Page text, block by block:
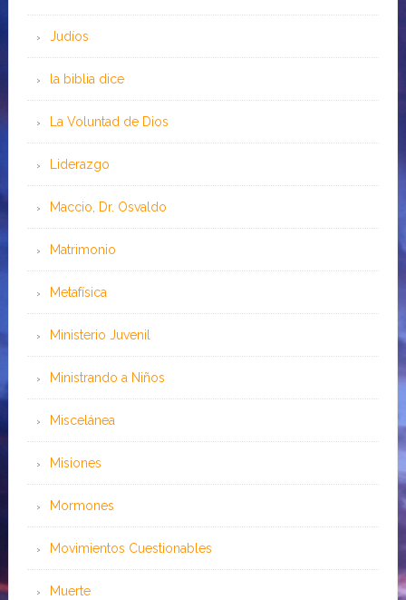
Judíos
la biblia dice
La Voluntad de Dios
Liderazgo
Maccio, Dr. Osvaldo
Matrimonio
Metafísica
Ministerio Juvenil
Ministrando a Niños
Miscelánea
Misiones
Mormones
Movimientos Cuestionables
Muerte